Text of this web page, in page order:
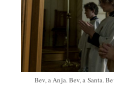
Bev, a Anja. Bev, a Santa.